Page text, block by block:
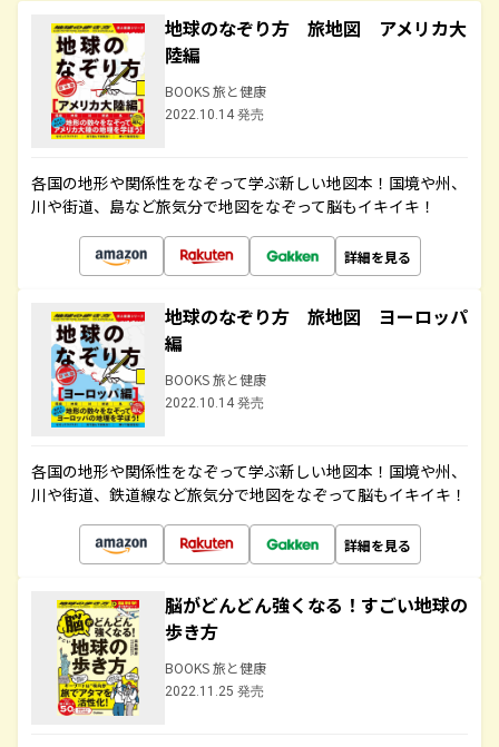
地球のなぞり方 旅地図 アメリカ大
陸編
BOOKS 旅と健康
2022.10.14 発売
各国の地形や関係性をなぞって学ぶ新しい地図本！国境や州、
川や街道、島など旅気分で地図をなぞって脳もイキイキ！
詳細を見る
地球のなぞり方 旅地図 ヨーロッパ
編
BOOKS 旅と健康
2022.10.14 発売
各国の地形や関係性をなぞって学ぶ新しい地図本！国境や州、
川や街道、鉄道線など旅気分で地図をなぞって脳もイキイキ！
詳細を見る
脳がどんどん強くなる！すごい地球の
歩き方
BOOKS 旅と健康
2022.11.25 発売